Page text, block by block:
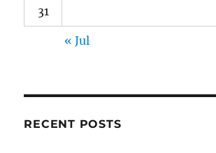
31
« Jul
RECENT POSTS